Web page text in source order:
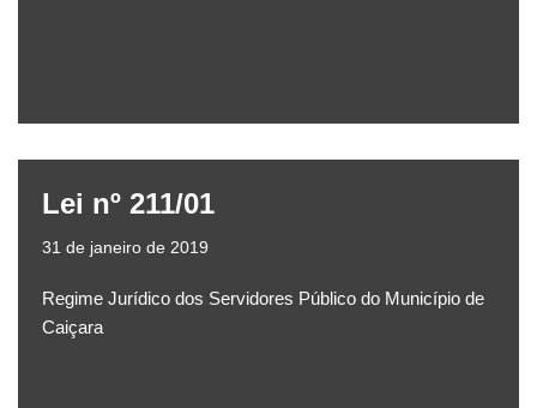
Lei nº 211/01
31 de janeiro de 2019
Regime Jurídico dos Servidores Público do Município de
Caiçara